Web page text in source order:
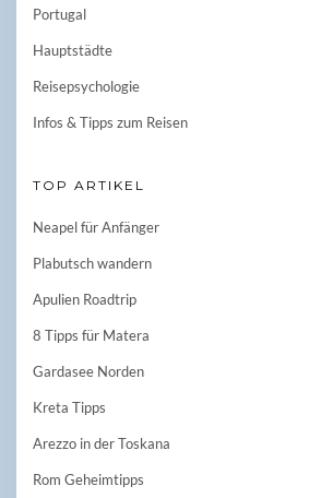
Portugal
Hauptstädte
Reisepsychologie
Infos & Tipps zum Reisen
TOP ARTIKEL
Neapel für Anfänger
Plabutsch wandern
Apulien Roadtrip
8 Tipps für Matera
Gardasee Norden
Kreta Tipps
Arezzo in der Toskana
Rom Geheimtipps